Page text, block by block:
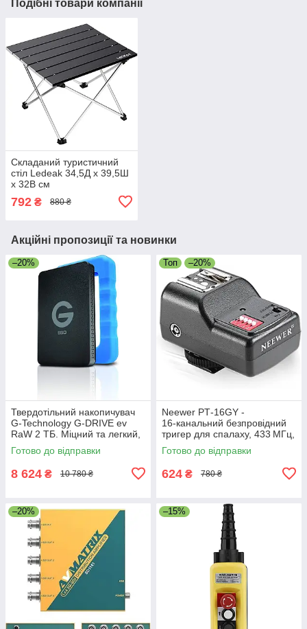
Подібні товари компанії
Складаний туристичний
стіл Ledeak 34,5Д x 39,5Ш
x 32В см
792 ₴ 880 ₴
Акційні пропозиції та новинки
–20%
Твердотільний накопичувач
G-Technology G-DRIVE ev
RaW 2 ТБ. Міцний та легкий,
з захисним гумовим
бампером, USB 3.0. Уцінка
Готово до відправки
8 624 ₴ 10 780 ₴
Топ –20%
Neewer PT‑16GY -
16‑канальний безпровідний
тригер для спалаху, 433 МГц,
синхронізація до 1/250 с,
радіус 30 м
Готово до відправки
624 ₴ 780 ₴
–20% –15%